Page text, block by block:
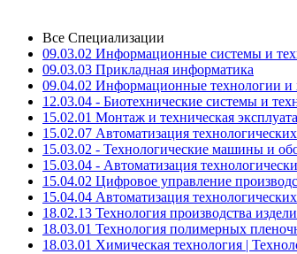
Все Специализации
09.03.02 Информационные системы и
09.03.03 Прикладная информатика
09.04.02 Информационные технологии и
12.03.04 - Биотехнические системы и
15.02.01 Монтаж и техническая
15.02.07 Автоматизация
15.03.02 - Технологические машины и
15.03.04 - Автоматизация
15.04.02 Цифровое управление
15.04.04 Автоматизация
18.02.13 Технология производства
18.03.01 Технология полимерных
18.03.01 Химическая технология |